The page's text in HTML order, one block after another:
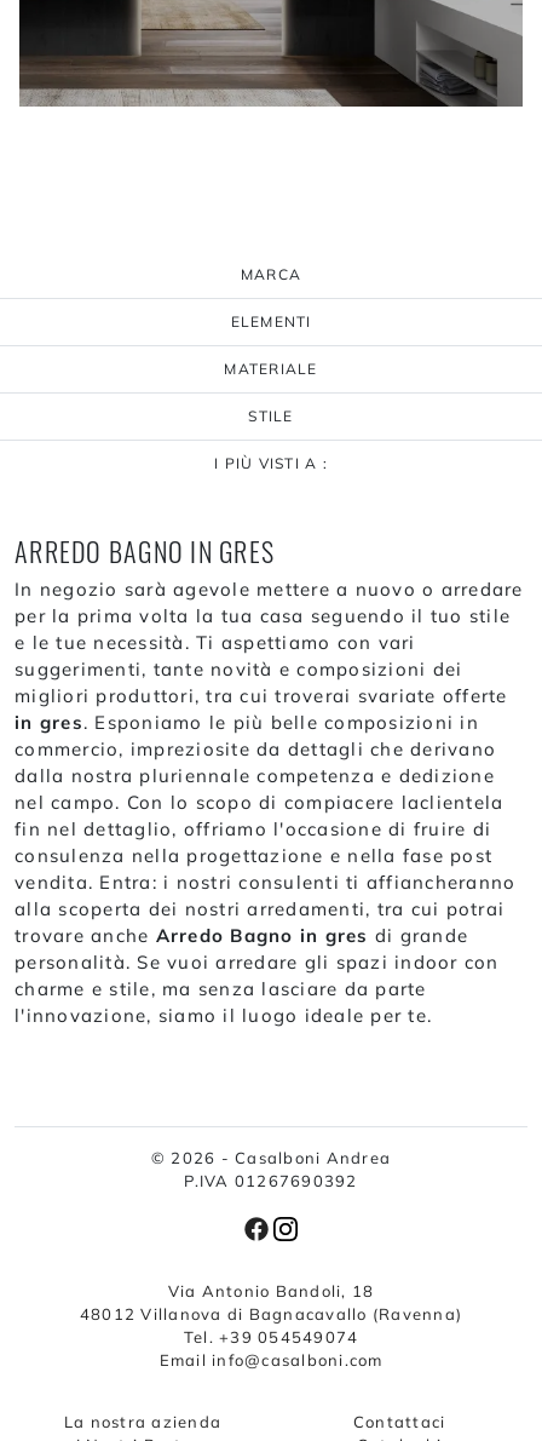
MARCA
ELEMENTI
MATERIALE
STILE
I PIÙ VISTI A :
ARREDO BAGNO IN GRES
In negozio sarà agevole mettere a nuovo o arredare
per la prima volta la tua casa seguendo il tuo stile
e le tue necessità. Ti aspettiamo con vari
suggerimenti, tante novità e composizioni dei
migliori produttori, tra cui troverai svariate offerte
in gres. Esponiamo le più belle composizioni in
commercio, impreziosite da dettagli che derivano
dalla nostra pluriennale competenza e dedizione
nel campo. Con lo scopo di compiacere laclientela
fin nel dettaglio, offriamo l'occasione di fruire di
consulenza nella progettazione e nella fase post
vendita. Entra: i nostri consulenti ti affiancheranno
alla scoperta dei nostri arredamenti, tra cui potrai
trovare anche Arredo Bagno in gres di grande
personalità. Se vuoi arredare gli spazi indoor con
charme e stile, ma senza lasciare da parte
l'innovazione, siamo il luogo ideale per te.
© 2026 - Casalboni Andrea
P.IVA 01267690392
Via Antonio Bandoli, 18
48012 Villanova di Bagnacavallo (Ravenna)
Tel. +39 054549074
Email info@casalboni.com
La nostra azienda
Contattaci